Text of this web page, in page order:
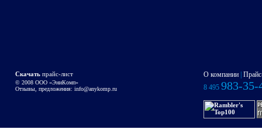
Скачать прайс-лист О компании
© 2008 OOO «ЭниКомп»
Отзывы, предложения: info@anykomp.ru 8 495 983-35-